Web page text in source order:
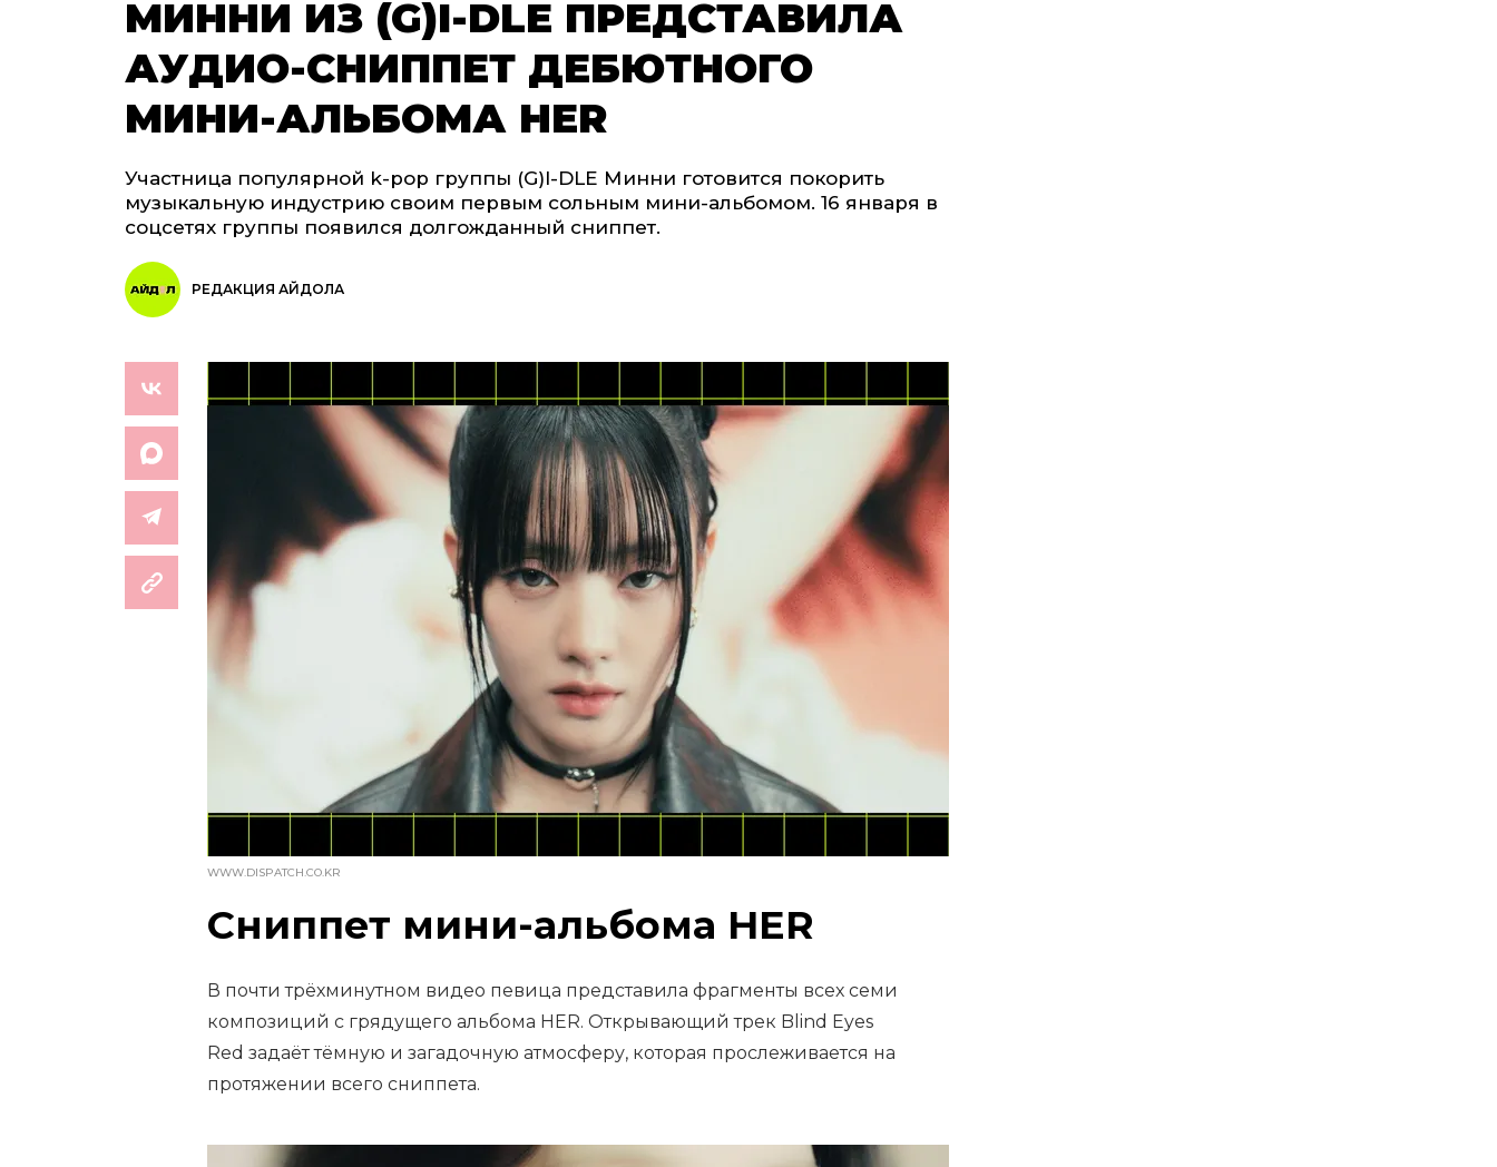
МИННИ ИЗ (G)I-DLE ПРЕДСТАВИЛА
АУДИО-СНИППЕТ ДЕБЮТНОГО
МИНИ-АЛЬБОМА HER
Участница популярной k-pop группы (G)I-DLE Минни готовится покорить
музыкальную индустрию своим первым сольным мини-альбомом. 16 января в
соцсетях группы появился долгожданный сниппет.
РЕДАКЦИЯ АЙДОЛА
WWW.DISPATCH.CO.KR
Сниппет мини-альбома HER
В почти трёхминутном видео певица представила фрагменты всех семи
композиций с грядущего альбома HER. Открывающий трек Blind Eyes
Red задаёт тёмную и загадочную атмосферу, которая прослеживается на
протяжении всего сниппета.